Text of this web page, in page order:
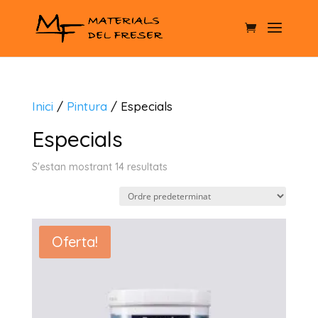
Inici / Pintura / Especials
Especials
S'estan mostrant 14 resultats
Oferta!